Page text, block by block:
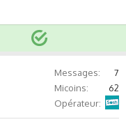
S
o
i
Messages
7
Micoins
62
Opérateur